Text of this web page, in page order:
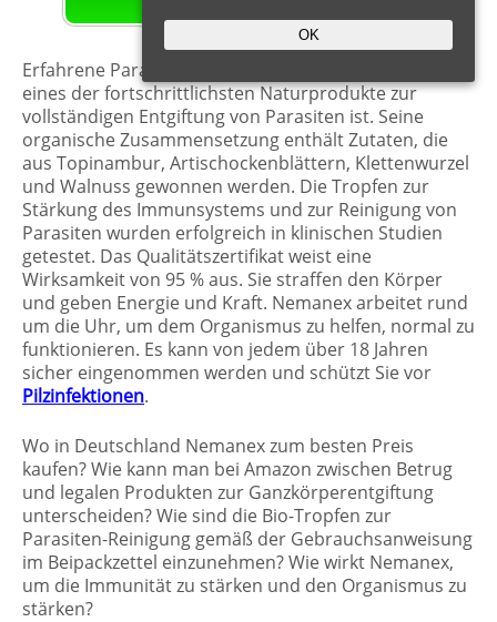
Erfahrene Parasitologen bestätigen, dass Nemanex
eines der fortschrittlichsten Naturprodukte zur
vollständigen Entgiftung von Parasiten ist. Seine
organische Zusammensetzung enthält Zutaten, die
aus Topinambur, Artischockenblättern, Klettenwurzel
und Walnuss gewonnen werden. Die Tropfen zur
Stärkung des Immunsystems und zur Reinigung von
Parasiten wurden erfolgreich in klinischen Studien
getestet. Das Qualitätszertifikat weist eine
Wirksamkeit von 95 % aus. Sie straffen den Körper
und geben Energie und Kraft. Nemanex arbeitet rund
um die Uhr, um dem Organismus zu helfen, normal zu
funktionieren. Es kann von jedem über 18 Jahren
sicher eingenommen werden und schützt Sie vor
Pilzinfektionen.
Wo in Deutschland Nemanex zum besten Preis
kaufen? Wie kann man bei Amazon zwischen Betrug
und legalen Produkten zur Ganzkörperentgiftung
unterscheiden? Wie sind die Bio-Tropfen zur
Parasiten-Reinigung gemäß der Gebrauchsanweisung
im Beipackzettel einzunehmen? Wie wirkt Nemanex,
um die Immunität zu stärken und den Organismus zu
stärken?
OK